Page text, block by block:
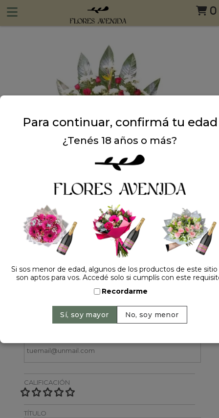
0
2 opiniones +
Dejá tu opinión
CALIFICACIÓN
TÍTULO
Para continuar, confirmá tu edad
¿Tenés 18 años o más?
Si sos menor de edad, algunos de los productos de este
son aptos para vos. Accedé solo si cumplís con este
Recordarme